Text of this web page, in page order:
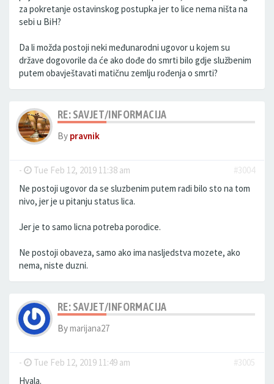
za pokretanje ostavinskog postupka jer to lice nema ništa na
sebi u BiH?
Da li možda postoji neki međunarodni ugovor u kojem su
države dogovorile da će ako dođe do smrti bilo gdje službenim
putem obavještavati matičnu zemlju rođenja o smrti?
RE: SAVJET/INFORMACIJA
By pravnik
- Tue Feb 12, 2019 11:38 am
#3004
Ne postoji ugovor da se sluzbenim putem radi bilo sto na tom
nivo, jer je u pitanju status lica.
Jer je to samo licna potreba porodice.
Ne postoji obaveza, samo ako ima nasljedstva mozete, ako
nema, niste duzni.
RE: SAVJET/INFORMACIJA
Bymarijana27
- Tue Feb 12, 2019 11:49 am
#3005
Hvala.